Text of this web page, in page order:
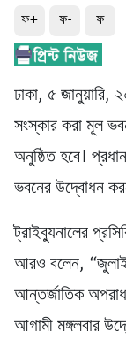
ফ+ ফ- ফ
ঢাকা, ৫ জানুয়ারি,
সংস্কার করা মূল
অনুষ্ঠিত হবে।
ভবনের উদ্বোধন
ট্রাইব্যুনালের
আরও বলেন,
আন্তর্জাতিক
আগামী মঙ্গলবার